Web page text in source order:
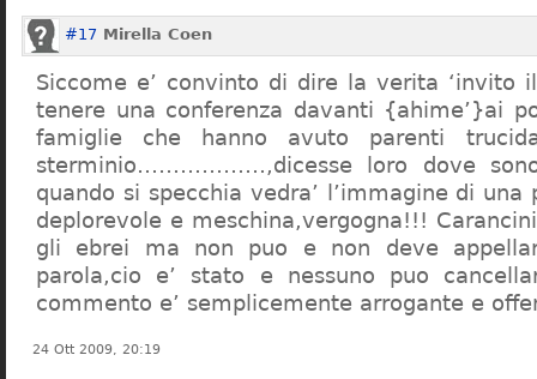
#17 Mirella Coen
Siccome e’ convinto di dire la verita ‘invito
tenere una conferenza davanti {ahime’}ai
famiglie che hanno avuto parenti
sterminio………………,dicesse loro dove
quando si specchia vedra’ l’immagine di una
deplorevole e meschina,vergogna!!!
gli ebrei ma non puo e non deve
parola,cio e’ stato e nessuno puo
commento e’ semplicemente arrogante e
24 Ott 2009, 20:19